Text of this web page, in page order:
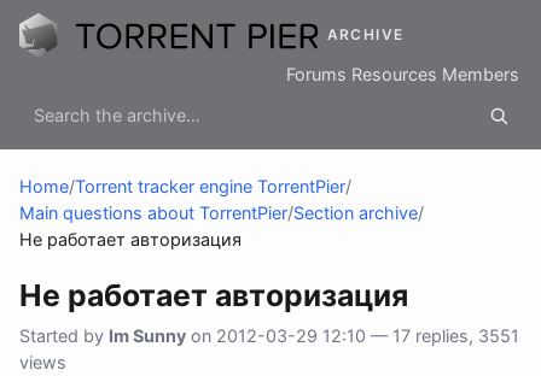
ARCHIVE
Forums Resources Members
Home/Torrent tracker engine TorrentPier/
Main questions about TorrentPier/Section archive/
Не работает авторизация
Не работает авторизация
Started by Im Sunny on 2012-03-29 12:10 — 17 replies, 3551
views